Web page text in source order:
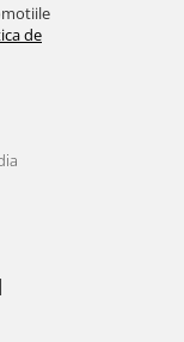
de